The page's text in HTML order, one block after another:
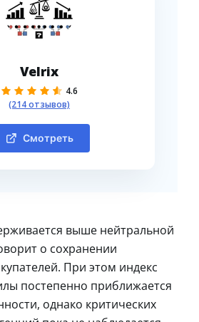
Velrix
4.6
(214 отзывов)
Смотреть
выше нейтральной
о сохранении
При этом индекс
постепенно приближается
однако критических